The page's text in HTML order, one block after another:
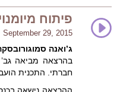
פיתוח
September 29, 2015
ג’ואנה
בהרצאה מביאה
חברתי. התכנית